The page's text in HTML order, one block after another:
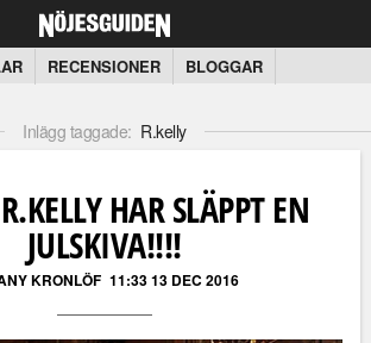
RECENSIONER BLOGGAR
Inlägg taggade: R.kelly
HAR SLÄPPT EN
JULSKIVA!!!!
KRONLÖF 11:33 13 DEC 2016